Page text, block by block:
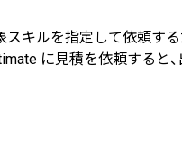
スキルを指定して依頼する
に見積を依頼すると、